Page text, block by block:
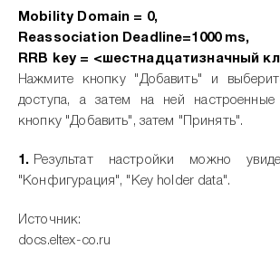
Mobility Domain = 0,
Reassociation Deadline=1000 ms,
RRB key = <шестнадцатизначный
Нажмите кнопку "Добавить" и
доступа, а затем на ней
кнопку "Добавить", затем "Принять".
Результат настройки можно
"Конфигурация", "Key holder data".
Источник:
docs.eltex-co.ru